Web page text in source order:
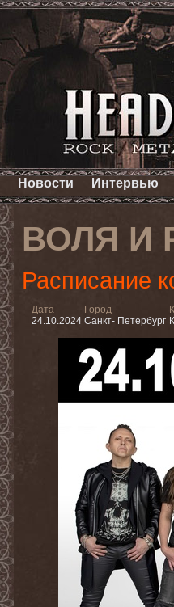
Новости Интервью
ВОЛЯ И
Расписание
Дата
24.10.2024
Город
Санкт- Петербург